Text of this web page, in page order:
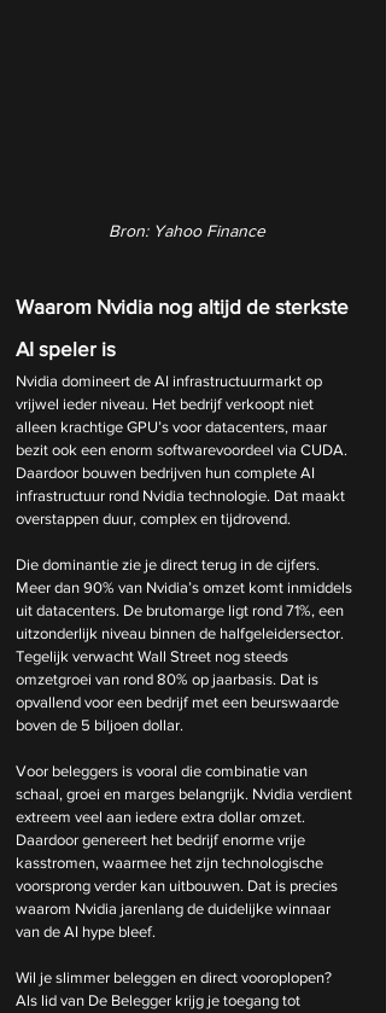
Bron: Yahoo Finance
Waarom Nvidia nog altijd de sterkste
AI speler is
Nvidia domineert de AI infrastructuurmarkt op
vrijwel ieder niveau. Het bedrijf verkoopt niet
alleen krachtige GPU’s voor datacenters, maar
bezit ook een enorm softwarevoordeel via CUDA.
Daardoor bouwen bedrijven hun complete AI
infrastructuur rond Nvidia technologie. Dat maakt
overstappen duur, complex en tijdrovend.
Die dominantie zie je direct terug in de cijfers.
Meer dan 90% van Nvidia’s omzet komt inmiddels
uit datacenters. De brutomarge ligt rond 71%, een
uitzonderlijk niveau binnen de halfgeleidersector.
Tegelijk verwacht Wall Street nog steeds
omzetgroei van rond 80% op jaarbasis. Dat is
opvallend voor een bedrijf met een beurswaarde
boven de 5 biljoen dollar.
Voor beleggers is vooral die combinatie van
schaal, groei en marges belangrijk. Nvidia verdient
extreem veel aan iedere extra dollar omzet.
Daardoor genereert het bedrijf enorme vrije
kasstromen, waarmee het zijn technologische
voorsprong verder kan uitbouwen. Dat is precies
waarom Nvidia jarenlang de duidelijke winnaar
van de AI hype bleef.
Wil je slimmer beleggen en direct vooroplopen?
Als lid van De Belegger krijg je toegang tot